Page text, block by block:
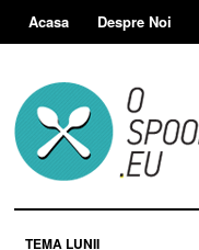
Acasa Despre Noi
TEMA LUNII